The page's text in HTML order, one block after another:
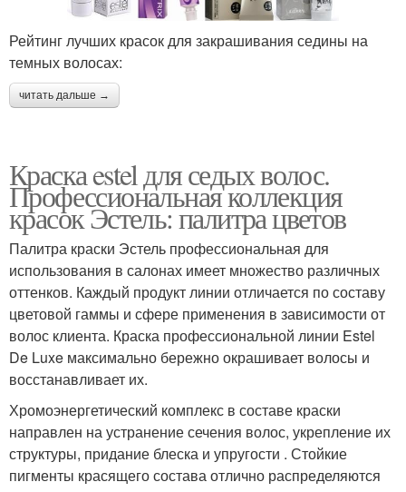
Рейтинг лучших красок для закрашивания седины на
темных волосах:
читать дальше →
Краска estel для седых волос.
Профессиональная коллекция
красок Эстель: палитра цветов
Палитра краски Эстель профессиональная для
использования в салонах имеет множество различных
оттенков. Каждый продукт линии отличается по составу
цветовой гаммы и сфере применения в зависимости от
волос клиента. Краска профессиональной линии Estel
De Luxe максимально бережно окрашивает волосы и
восстанавливает их.
Хромоэнергетический комплекс в составе краски
направлен на устранение сечения волос, укрепление их
структуры, придание блеска и упругости . Стойкие
пигменты красящего состава отлично распределяются